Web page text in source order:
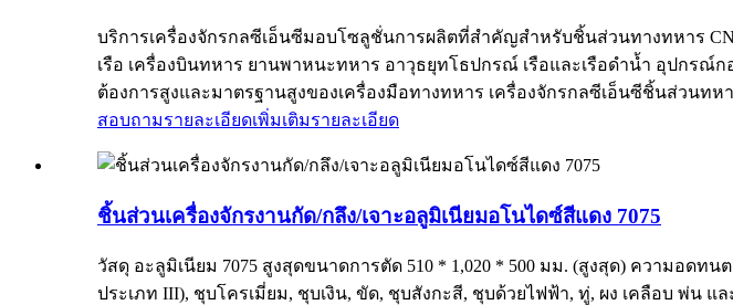
บริการเครื่องจักรกลซีเอ็นซีมอบโซลูชั่นการผลิตที่สำคัญสำหรับชิ้นส่วนทางทหาร
เรือ เครื่องบินทหาร ยานพาหนะทหาร อาวุธยุทโธปกรณ์ เรือและเรือดำน้ำ อุปกร
ต้องการสูงและมาตรฐานสูงของเครื่องมือทางทหาร เครื่องจักรกลซีเอ็นซีชิ้นส่วนท
สอบถามรายละเอียดเพิ่มเติมรายละเอียด
ชิ้นส่วนเครื่องจักรงานกัด/กลึง/เจาะอลูมิเนียมอโนไดซ์สีแดง 7075
วัสดุ อะลูมิเนียม 7075 สูงสุดขนาดการตัด 510 * 1,020 * 500 มม. (สูงสุด) ความอด
ประเภท III), ชุบโครเมี่ยม, ชุบเงิน, ขัด, ชุบสังกะสี, ชุบด้วยไฟฟ้า, ทู่, ผง เคลือบ พ่น แ